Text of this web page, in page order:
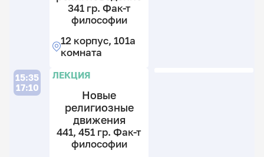
341 гр. Фак-т
философии
12 корпус, 101а
комната
15:35
17:10
ЛЕКЦИЯ
Новые
религиозные
движения
441, 451 гр. Фак-т
философии